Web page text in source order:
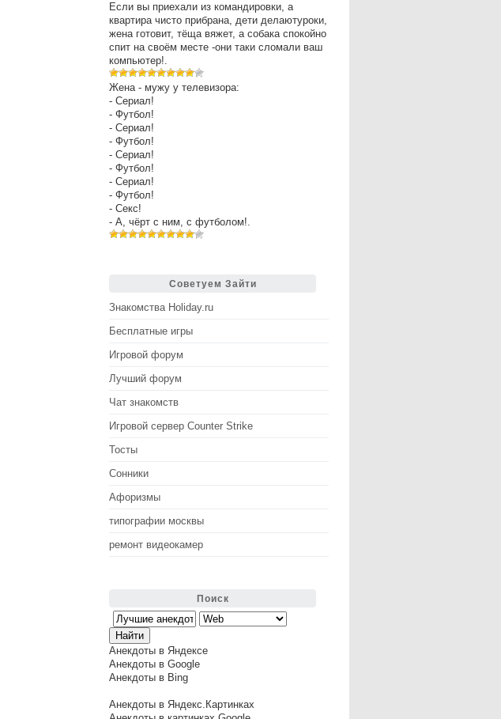
Если вы приехали из командировки, а
квартира чисто прибрана, дети делаютуроки,
жена готовит, тёща вяжет, а собака спокойно
спит на своём месте -они таки сломали ваш
компьютер!.
Жена - мужу у телевизора:
- Сериал!
- Футбол!
- Сериал!
- Футбол!
- Сериал!
- Футбол!
- Сериал!
- Футбол!
- Секс!
- А, чёрт с ним, с футболом!.
Советуем Зайти
Знакомства Holiday.ru
Бесплатные игры
Игровой форум
Лучший форум
Чат знакомств
Игровой сервер Counter Strike
Тосты
Сонники
Афоризмы
типографии москвы
ремонт видеокамер
Поиск
Анекдоты в Яндексе
Анекдоты в Google
Анекдоты в Bing
Анекдоты в Яндекс.Картинках